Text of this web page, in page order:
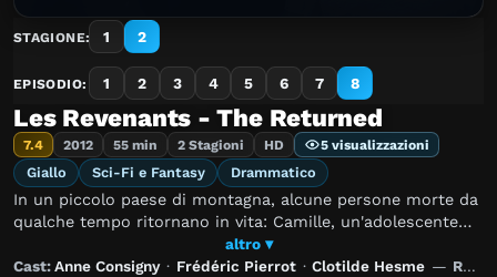
STAGIONE: 1 2
EPISODIO: 1 2 3 4 5 6 7 8
Les Revenants - The Returned
7.4 2012 55 min 2 Stagioni HD 5 visualizzazioni
Giallo Sci-Fi e Fantasy Drammatico
In un piccolo paese di montagna, alcune persone morte da
qualche tempo ritornano in vita: Camille, un'adolescente
morta in un incidente d'autobus, Simon, un giovane
suicidatosi il giorno del suo matrimonio, Louis alias Victor,
altro ▾
Cast:Anne Consigny· Frédéric Pierrot · Clotilde Hesme — Regia: